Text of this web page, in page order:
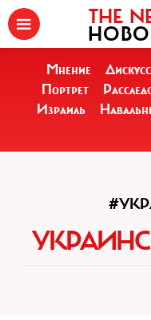
THE
Мнение
Портрет
Израиль